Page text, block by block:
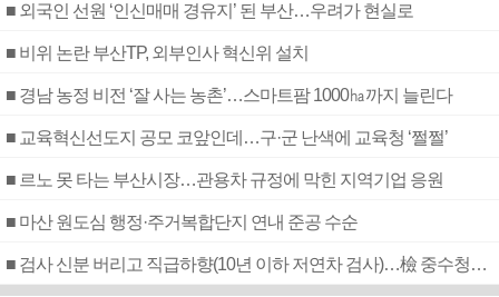
■ 외국인 선원 ‘인신매매 경유지’ 된 부산…우려가 현실로
■ 비위 논란 부산TP, 외부인사 혁신위 설치
■ 경남 농정 비전 ‘잘 사는 농촌’…스마트팜 1000㏊까지 늘린다
■ 교육혁신선도지 공모 코앞인데…구·군 난색에 교육청 ‘쩔쩔’
■ 르노 못 타는 부산시장…관용차 규정에 막힌 지역기업 응원
■ 마산 원도심 행정·주거복합단지 연내 준공 수순
■ 검사 신분 버리고 직급하향(10년 이하 저연차 검사)…檢 중수청행 기피